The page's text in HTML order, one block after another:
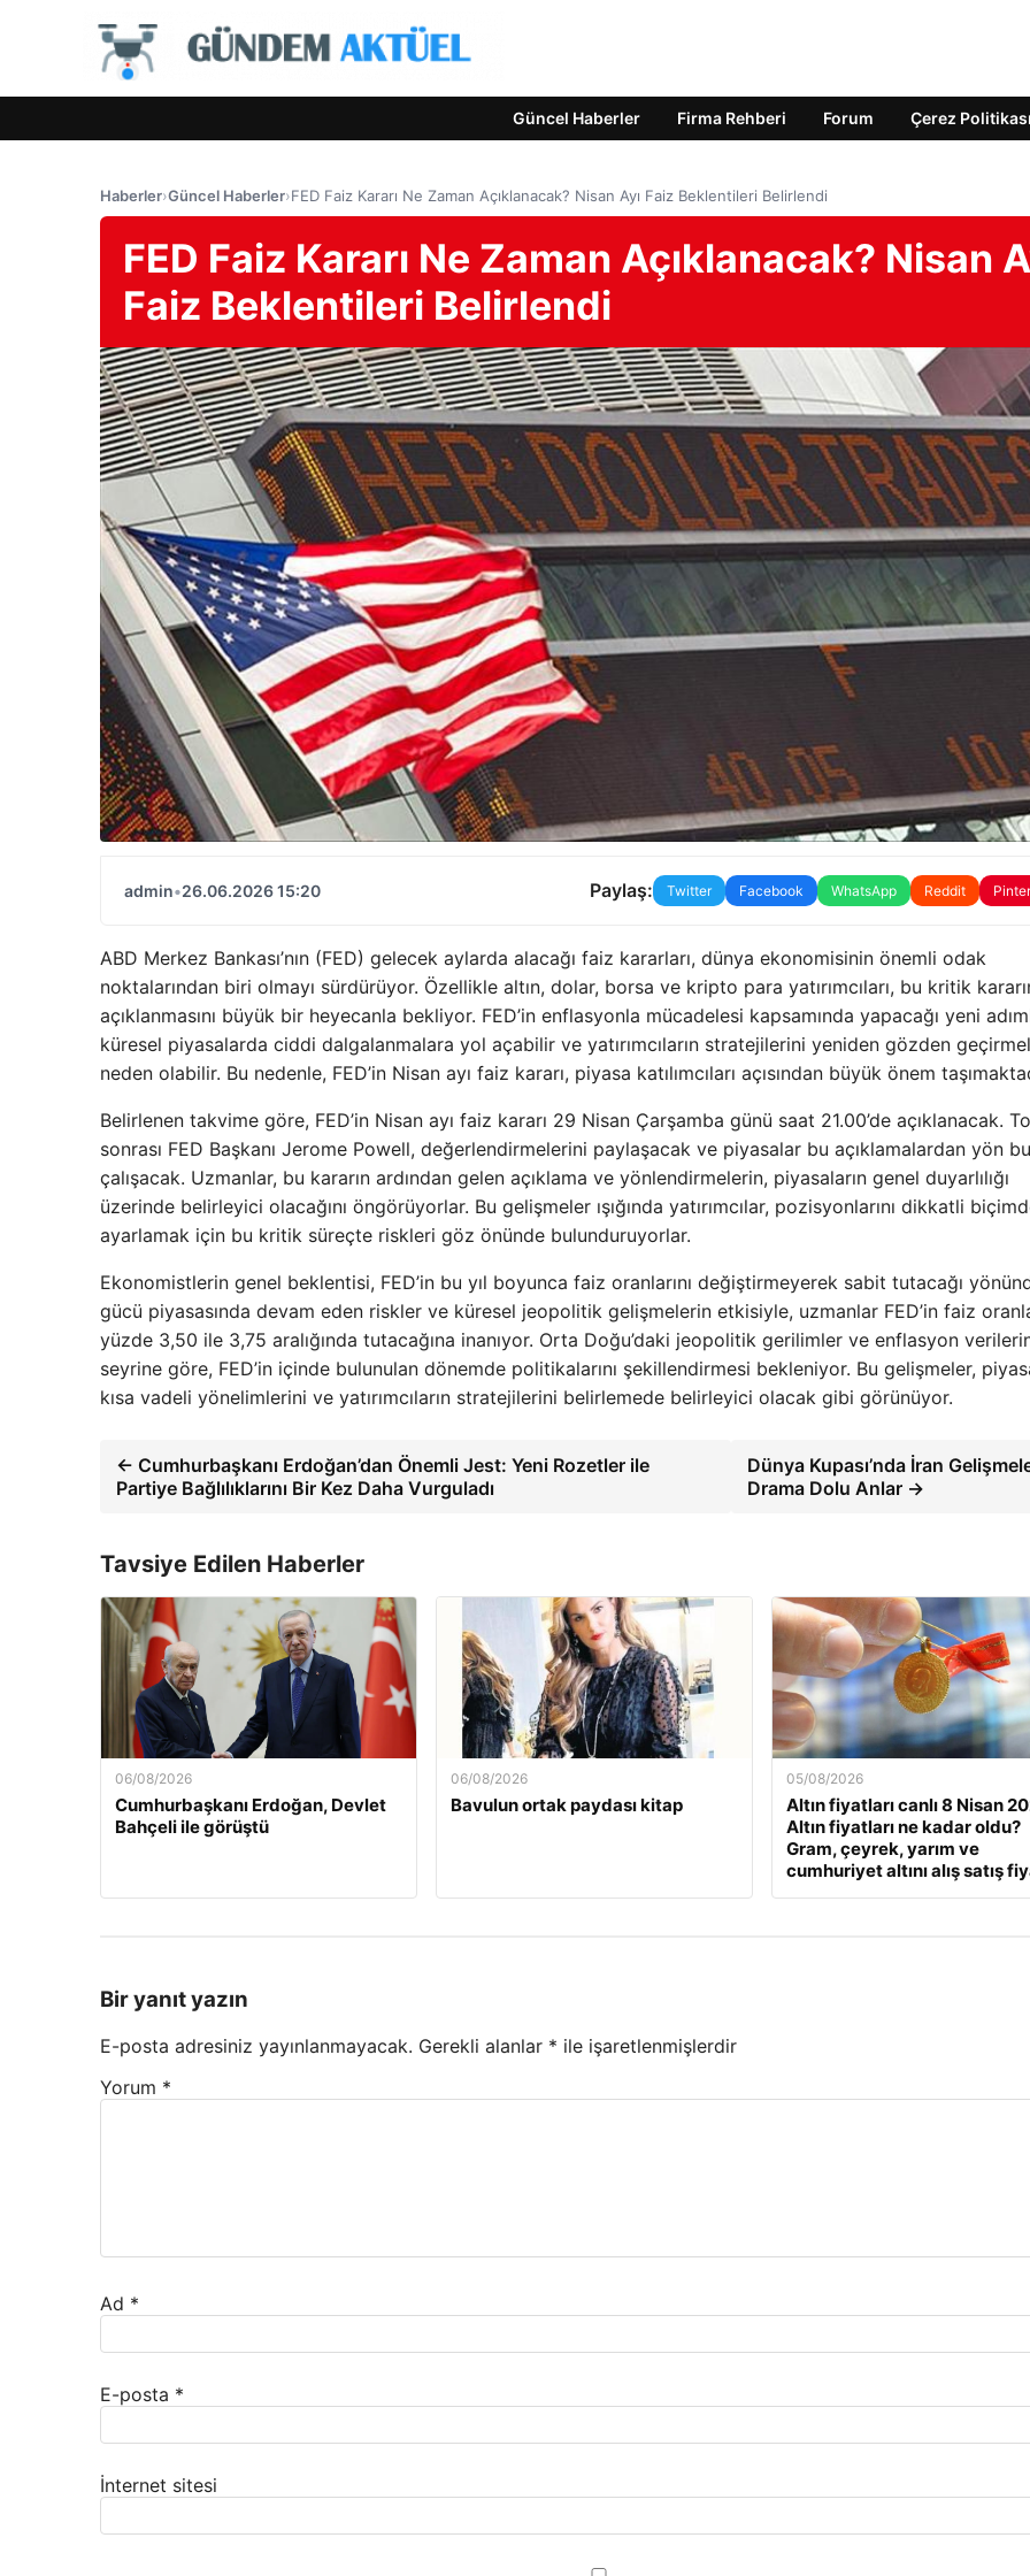
Güncel Haberler Firma Rehberi Forum Çerez Politikası
Haberler›Güncel Haberler›FED Faiz Kararı Ne Zaman Açıklanacak? Nisan Ayı Faiz Beklentileri Belirlendi
FED Faiz Kararı Ne Zaman Açıklanacak? Nisan
Faiz Beklentileri Belirlendi
admin•26.06.2026 15:20 Paylaş: Twitter Facebook WhatsApp Reddit
ABD Merkez Bankası’nın (FED) gelecek aylarda alacağı faiz kararları, dünya ekonomisinin önemli odak
noktalarından biri olmayı sürdürüyor. Özellikle altın, dolar, borsa ve kripto para yatırımcıları, bu kritik
açıklanmasını büyük bir heyecanla bekliyor. FED’in enflasyonla mücadelesi kapsamında yapacağı yeni
küresel piyasalarda ciddi dalgalanmalara yol açabilir ve yatırımcıların stratejilerini yeniden gözden
neden olabilir. Bu nedenle, FED’in Nisan ayı faiz kararı, piyasa katılımcıları açısından büyük önem
Belirlenen takvime göre, FED’in Nisan ayı faiz kararı 29 Nisan Çarşamba günü saat 21.00’de açıklanacak.
sonrası FED Başkanı Jerome Powell, değerlendirmelerini paylaşacak ve piyasalar bu açıklamalardan yön
çalışacak. Uzmanlar, bu kararın ardından gelen açıklama ve yönlendirmelerin, piyasaların genel duyarlılığı
üzerinde belirleyici olacağını öngörüyorlar. Bu gelişmeler ışığında yatırımcılar, pozisyonlarını dikkatli
ayarlamak için bu kritik süreçte riskleri göz önünde bulunduruyorlar.
Ekonomistlerin genel beklentisi, FED’in bu yıl boyunca faiz oranlarını değiştirmeyerek sabit tutacağı
gücü piyasasında devam eden riskler ve küresel jeopolitik gelişmelerin etkisiyle, uzmanlar FED’in faiz
yüzde 3,50 ile 3,75 aralığında tutacağına inanıyor. Orta Doğu’daki jeopolitik gerilimler ve enflasyon
seyrine göre, FED’in içinde bulunulan dönemde politikalarını şekillendirmesi bekleniyor. Bu gelişmeler,
kısa vadeli yönelimlerini ve yatırımcıların stratejilerini belirlemede belirleyici olacak gibi görünüyor.
← Cumhurbaşkanı Erdoğan’dan Önemli Jest: Yeni Rozetler ile
Partiye Bağlılıklarını Bir Kez Daha Vurguladı
Dünya Kupası’nda İran
Drama Dolu Anlar →
Tavsiye Edilen Haberler
06/08/2026
Cumhurbaşkanı Erdoğan, Devlet
Bahçeli ile görüştü
06/08/2026
Bavulun ortak paydası kitap
05/08/2026
Altın fiyatları canlı 8 Nisan
Altın fiyatları ne kadar oldu?
Gram, çeyrek, yarım ve
cumhuriyet altını alış satış
Bir yanıt yazın
E-posta adresiniz yayınlanmayacak. Gerekli alanlar * ile işaretlenmişlerdir
Yorum *
Ad *
E-posta *
İnternet sitesi